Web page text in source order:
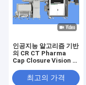
인공지능 알고리즘 기반
의 CR CT Pharma
Cap Closure Vision 검
최고의 가격